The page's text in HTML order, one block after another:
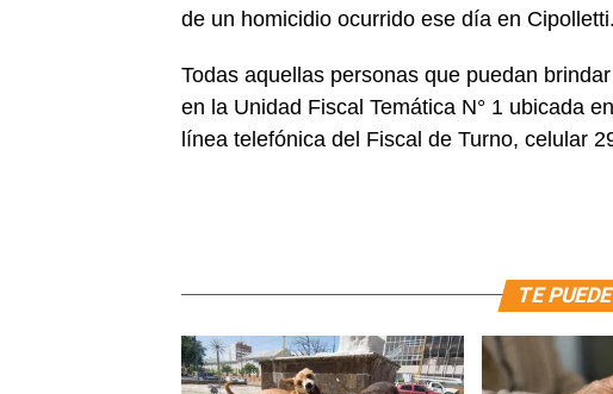
de un homicidio ocurrido ese día en Cipolletti.
Todas aquellas personas que puedan
en la Unidad Fiscal Temática N° 1 ubicada
línea telefónica del Fiscal de Turno, celular
TE